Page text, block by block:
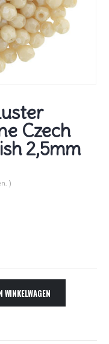
Czech
2,5mm
)
WINKELWAGEN